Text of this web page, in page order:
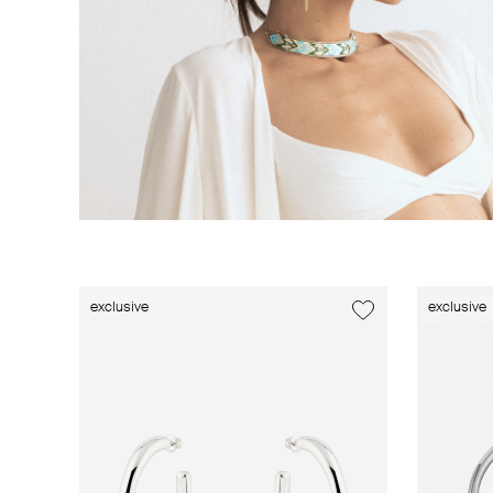
exclusive exclusive
exclusive exclusive